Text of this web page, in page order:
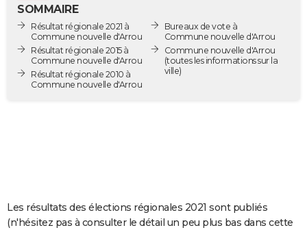
Destinations
City break
Voyage nature
Voyage de noces
Forum
Climat
GUIDES D'ACHAT
BONS PLANS
S'inscrire
Se connecter
Lycées
Collèges
Primaires
Universités
Entreprises
Service militaire
Avis de recherche
AVIS DE DÉCÈS
SOMMAIRE
Résultat régionale 2021 à
Commune nouvelle d'Arrou
Résultat régionale 2015 à
Commune nouvelle d'Arrou
Résultat régionale 2010 à
Commune nouvelle d'Arrou
Bureaux de vote à
Commune nouvelle d'Arrou
Commune nouvelle d'Arrou
(toutes les informations sur la
ville)
Les résultats des élections régionales 2021 sont publiés
(n'hésitez pas à consulter le détail un peu plus bas dans cette